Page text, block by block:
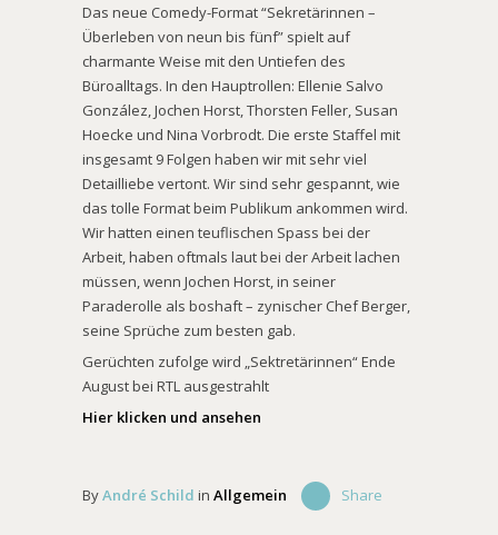
Das neue Comedy-Format “Sekretärinnen –
Überleben von neun bis fünf” spielt auf
charmante Weise mit den Untiefen des
Büroalltags. In den Hauptrollen: Ellenie Salvo
González, Jochen Horst, Thorsten Feller, Susan
Hoecke und Nina Vorbrodt. Die erste Staffel mit
insgesamt 9 Folgen haben wir mit sehr viel
Detailliebe vertont. Wir sind sehr gespannt, wie
das tolle Format beim Publikum ankommen wird.
Wir hatten einen teuflischen Spass bei der
Arbeit, haben oftmals laut bei der Arbeit lachen
müssen, wenn Jochen Horst, in seiner
Paraderolle als boshaft – zynischer Chef Berger,
seine Sprüche zum besten gab.
Gerüchten zufolge wird „Sektretärinnen“ Ende
August bei RTL ausgestrahlt
Hier klicken und ansehen
ByAndré Schild in Allgemein Share